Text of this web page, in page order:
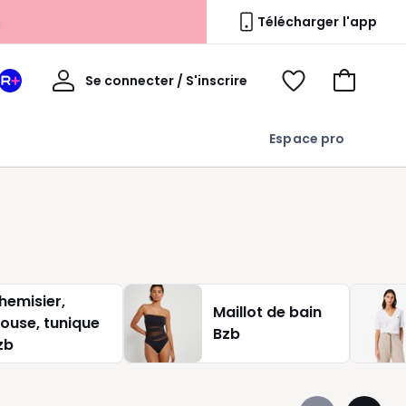
Télécharger l'app
Espace pro
Mon
Se connecter / S'inscrire
Mon
Voir
Voir
tunique
Maillot de bain
Bzb